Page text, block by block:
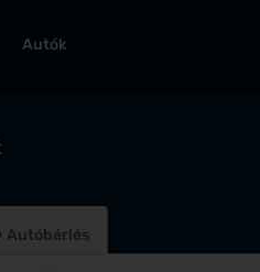
Autók
Autóbérlés